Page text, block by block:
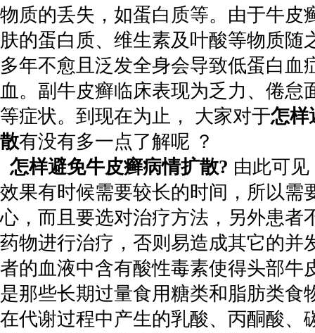
物质的丢失，如蛋白质等。由于牛皮
肤的蛋白质、维生素及叶酸等物质随
多年不愈且泛发全身会导致低蛋白血
血。副牛皮癣临床表现为乏力、倦怠
等症状。到现在为止， 大家对于怎样
散有没有多一点了解呢 ？
怎样避免牛皮癣病情扩散? 由此可
效果有时候需要较长的时间，所以需
心，而且要选对治疗方法，另外患者
药物进行治疗，否则易造成其它的并
者的血液中含有酸性毒素使得头部牛
是那些长期过量食用糖类和脂肪类食
在代谢过程中产生的乳酸、丙酮酸、